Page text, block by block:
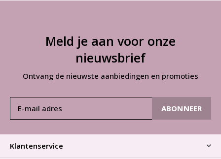
Meld je aan voor onze
nieuwsbrief
Ontvang de nieuwste aanbiedingen en promoties
ABONNEER
Klantenservice